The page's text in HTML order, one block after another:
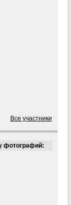
Все участники
фотографий: